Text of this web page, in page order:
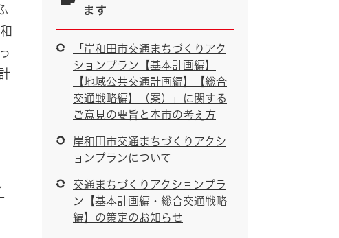
ます
「岸和田市交通まちづくりアク
ションプラン【基本計画編】
【地域公共交通計画編】【総合
交通戦略編】（案）」に関する
ご意見の要旨と本市の考え方
岸和田市交通まちづくりアクシ
ョンプランについて
交通まちづくりアクションプラ
ン【基本計画編・総合交通戦略
編】の策定のお知らせ